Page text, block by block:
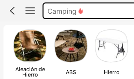
Mesas Para Fiesta
Mesa De Picnic
Mesa Plegable
Aleación de
Hierro ABS Hierro